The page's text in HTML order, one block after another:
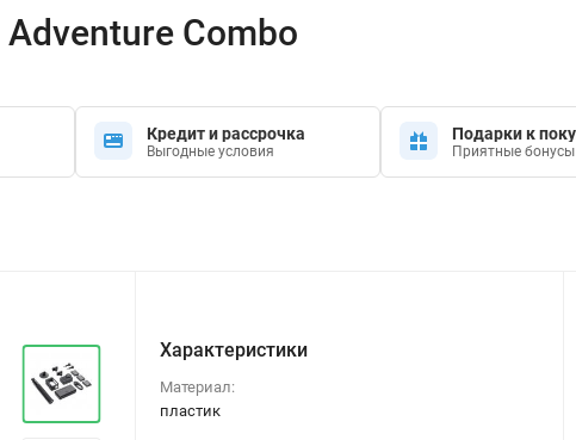
Combo
Кредит и рассрочка
Выгодные условия
Подарки к
Приятные бонусы
Характеристики
Материал:
пластик